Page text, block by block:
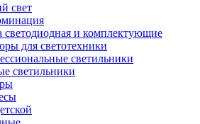
свет
светодиодная и комплектующие
для светотехники
светильники
светильники